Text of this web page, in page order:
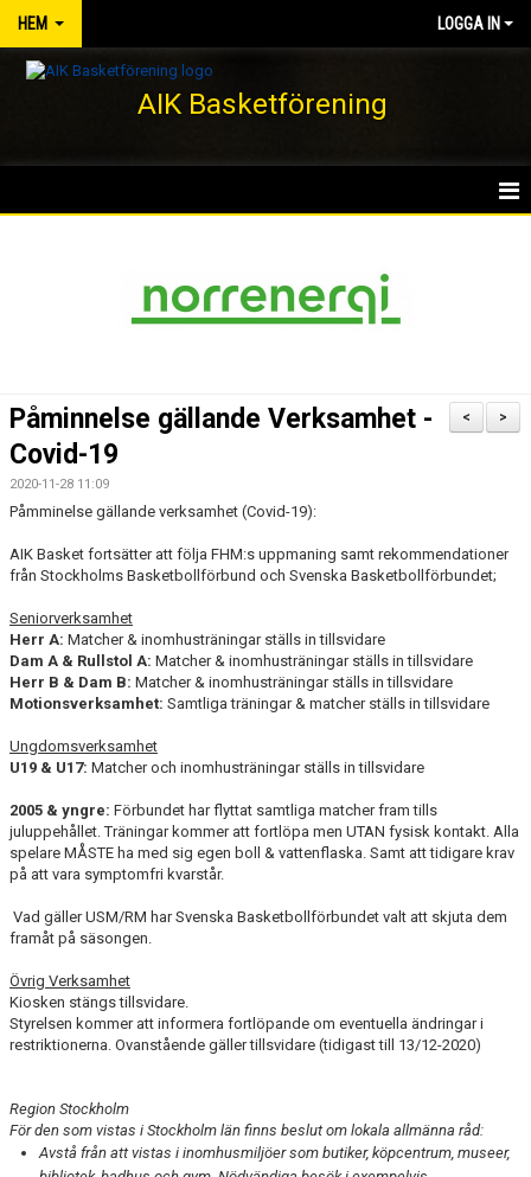
HEM LOGGA IN
AIK Basketförening
DOKUMENT
AVGIFTER
FRITIDSKORTET
PARTNERS
KÖP BILJETTER
SHOP
AIK.SE
>
<
Påminnelse gällande Verksamhet -
Covid-19
2020-11-28 11:09
Påmminelse gällande verksamhet (Covid-19):
AIK Basket fortsätter att följa FHM:s uppmaning samt rekommendationer
från Stockholms Basketbollförbund och Svenska Basketbollförbundet;
Seniorverksamhet
Herr A: Matcher & inomhusträningar ställs in tillsvidare
Dam A & Rullstol A: Matcher & inomhusträningar ställs in tillsvidare
Herr B & Dam B: Matcher & inomhusträningar ställs in tillsvidare
Motionsverksamhet: Samtliga träningar & matcher ställs in tillsvidare
Ungdomsverksamhet
U19 & U17: Matcher och inomhusträningar ställs in tillsvidare
2005 & yngre: Förbundet har flyttat samtliga matcher fram tills
juluppehållet. Träningar kommer att fortlöpa men UTAN fysisk kontakt. Alla
spelare MÅSTE ha med sig egen boll & vattenflaska. Samt att tidigare krav
på att vara symptomfri kvarstår.
Vad gäller USM/RM har Svenska Basketbollförbundet valt att skjuta dem
framåt på säsongen.
Övrig Verksamhet
Kiosken stängs tillsvidare.
Styrelsen kommer att informera fortlöpande om eventuella ändringar i
restriktionerna. Ovanstående gäller tillsvidare (tidigast till 13/12-2020)
Region Stockholm
För den som vistas i Stockholm län finns beslut om lokala allmänna råd:
Avstå från att vistas i inomhusmiljöer som butiker, köpcentrum, museer,